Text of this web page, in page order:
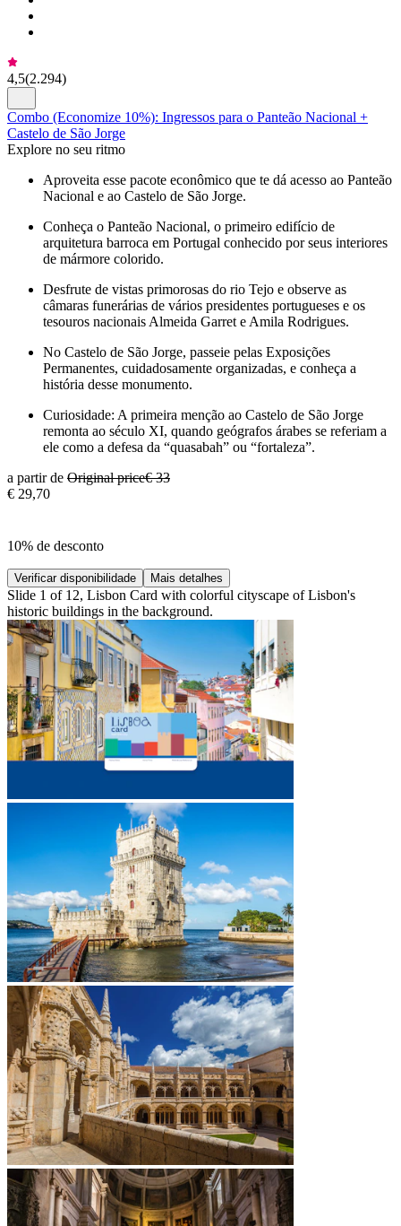
4,5(2.294)
Combo (Economize 10%): Ingressos para o Panteão Nacional +
Castelo de São Jorge
Explore no seu ritmo
Aproveita esse pacote econômico que te dá acesso ao Panteão
Nacional e ao Castelo de São Jorge.
Conheça o Panteão Nacional, o primeiro edifício de
arquitetura barroca em Portugal conhecido por seus interiores
de mármore colorido.
Desfrute de vistas primorosas do rio Tejo e observe as
câmaras funerárias de vários presidentes portugueses e os
tesouros nacionais Almeida Garret e Amila Rodrigues.
No Castelo de São Jorge, passeie pelas Exposições
Permanentes, cuidadosamente organizadas, e conheça a
história desse monumento.
Curiosidade: A primeira menção ao Castelo de São Jorge
remonta ao século XI, quando geógrafos árabes se referiam a
ele como a defesa da “quasabah” ou “fortaleza”.
a partir de Original price€ 33
€ 29,70
10% de desconto
Verificar disponibilidade Mais detalhes
Slide 1 of 12, Lisbon Card with colorful cityscape of Lisbon's
historic buildings in the background.